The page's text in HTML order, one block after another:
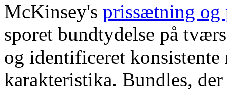
McKinsey's prissætning og
sporet bundtydelse på
og identificeret
karakteristika. Bundles,